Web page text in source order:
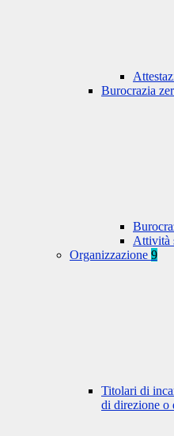
Burocrazia
Attività
Organizzazione 9
Titolari di
di direzione o